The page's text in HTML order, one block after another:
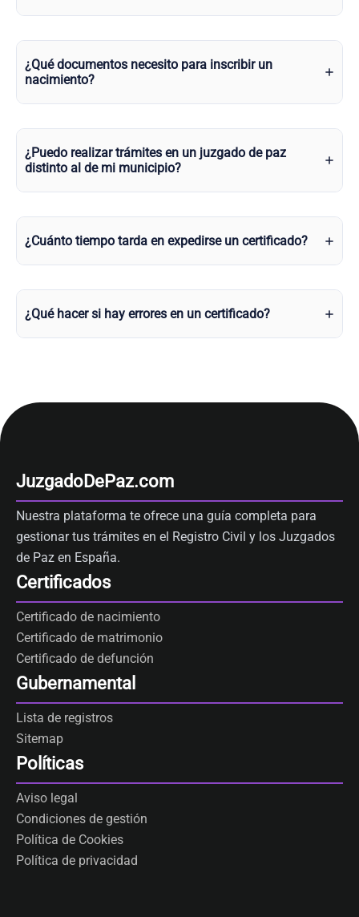
¿Qué documentos necesito para inscribir un
nacimiento?
¿Puedo realizar trámites en un juzgado de paz
distinto al de mi municipio?
¿Cuánto tiempo tarda en expedirse un certificado?
¿Qué hacer si hay errores en un certificado?
JuzgadoDePaz.com
Nuestra plataforma te ofrece una guía completa para
gestionar tus trámites en el Registro Civil y los Juzgados
de Paz en España.
Certificados
Certificado de nacimiento
Certificado de matrimonio
Certificado de defunción
Gubernamental
Lista de registros
Sitemap
Políticas
Aviso legal
Condiciones de gestión
Política de Cookies
Política de privacidad